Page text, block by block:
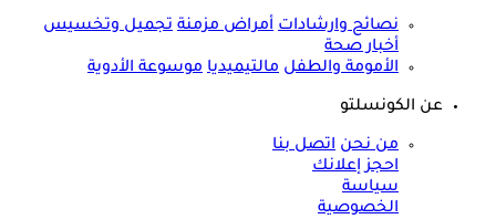
نصائح وارشادات أمراض مزمنة تجميل وتخسيس
أخبار صحة
الأمومة والطفل مالتيميديا موسوعة الأدوية
عن الكونسلتو
من نحن اتصل بنا
احجز إعلانك
سياسة
الخصوصية